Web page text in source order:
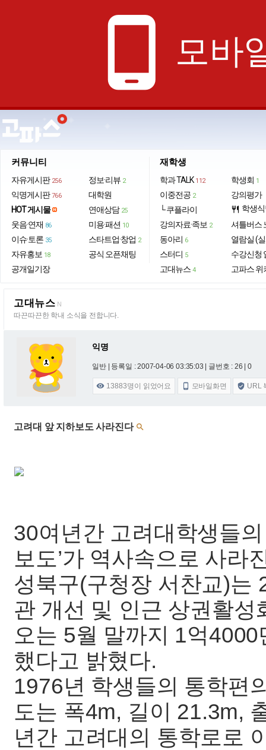
phone_android 모바
커뮤니티
자유게시판 256
익명게시판 766
HOT 게시물
웃음·연재 86
이슈·토론 35
자유홍보 18
공개일기장
정보·리뷰 2
대학원
연애상담 25
미용·패션 10
스타트업·창업 2
공식 오픈채팅
재학생
학과 TALK 112
이중전공 2
└ 쿠플라이
강의자료·족보 2
동아리 6
스터디 5
고대뉴스 4
학생회 1
강의평가
restaurant 학생
셔틀버스
열람실 (
수강신청
고파스 위
고대뉴스 N
따끈따끈한 학내 소식을 전합니다.
익명
일반 | 등록일 : 2007-04-06 03:35:03 | 글번호 : 26 | 0
 13883명이 읽었어요  모바일화면  URL
고려대 앞 지하보도 사라진다 
30여년간 고려대학생들
보도’가 역사속으로 사라
성북구(구청장 서찬교)는
관 개선 및 인근 상권활
오는 5월 말까지 1억
했다고 밝혔다.
1976년 학생들의 통학편
도는 폭4m, 길이 21.3m,
년간 고려대의 통학로로